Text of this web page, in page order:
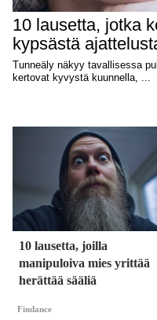
10 lausetta, joilla
manipuloiva mies yrittää
herättää sääliä
Findance